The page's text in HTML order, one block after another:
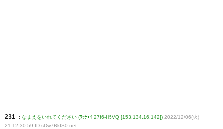
231 : なまえをいれてください (ﾜｯﾁｮｲ 27f6-H5VQ [153.134.16.142]) 2022/12/06(火)
21:12:30.59 ID:sDw7BkIS0.net